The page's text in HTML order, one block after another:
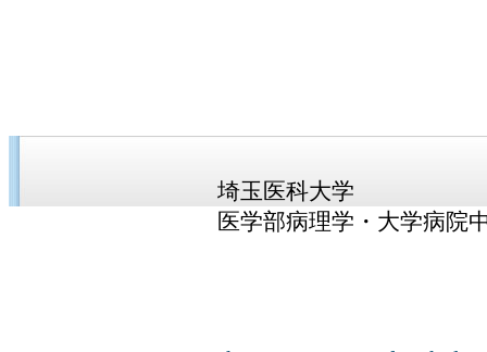
埼玉医科大学
医学部病理学・大学病院